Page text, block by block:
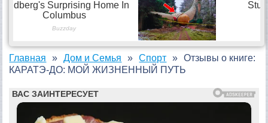
Главная Дом и Семья Спорт
Отзывы о книге:
КАРАТЭ-ДО: МОЙ ЖИЗНЕННЫЙ ПУТЬ